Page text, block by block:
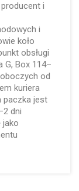
i
i
koło
obsługi
G, Box 114–
od
kuriera
paczka jest
dni
jako